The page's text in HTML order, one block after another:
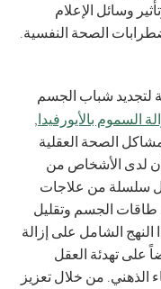
وسائل الإعلام
الصحة النفسية.
لتجديد شباب الجسم
السموم بالأيورفيدا,
الصحة العقلية
لدى الأشخاص من
سلسلة من علاجات
طاقات الجسم وتقليل
الشامل على إزالة
تهدئة العقل
الذهني. من خلال تعزيز